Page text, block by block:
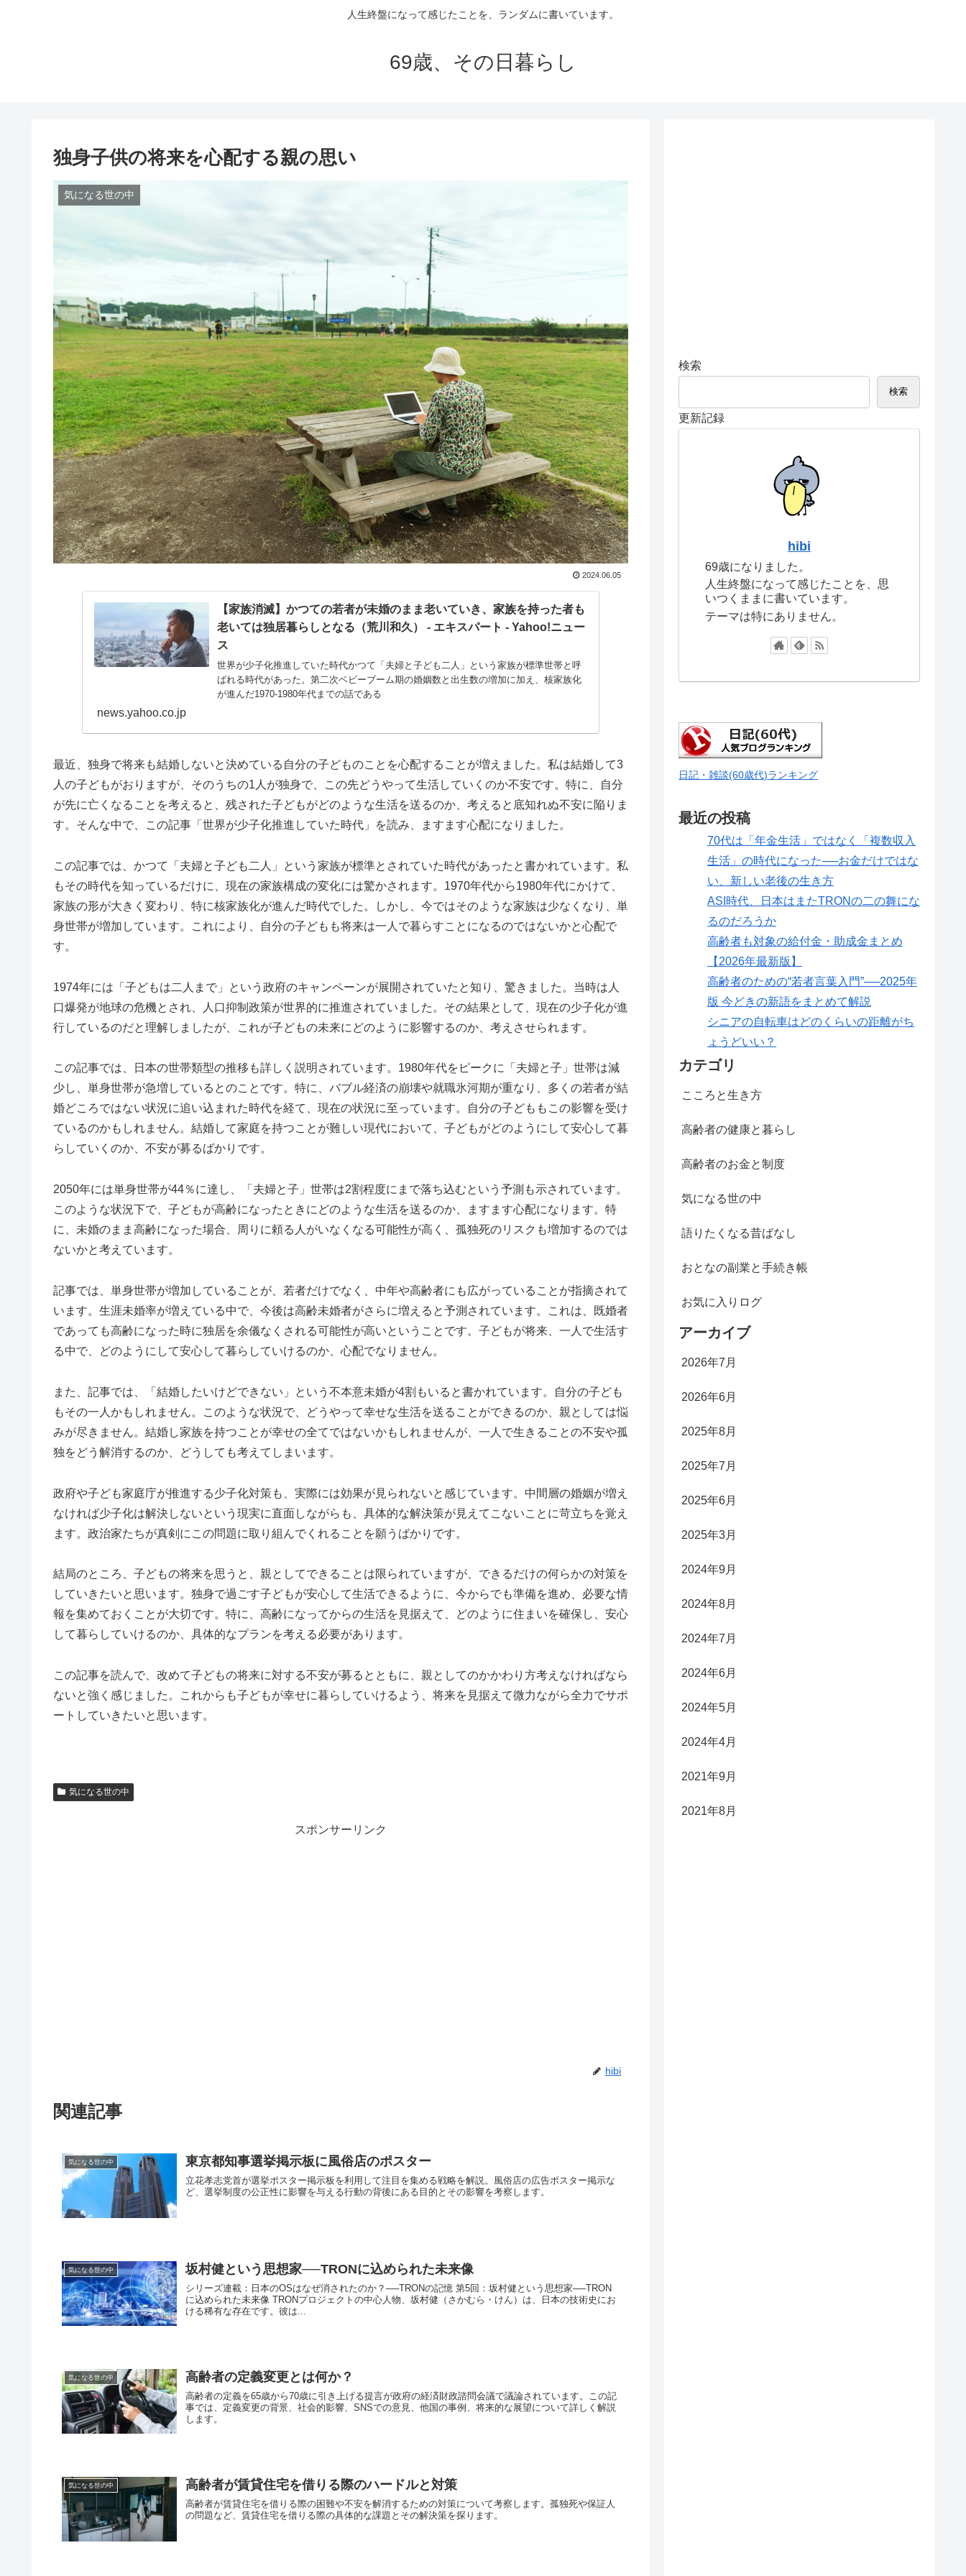
人生終盤になって感じたことを、ランダムに書いています。
69歳、その日暮らし
独身子供の将来を心配する親の思い
気になる世の中
2024.06.05
【家族消滅】かつての若者が未婚のまま老いていき、家族を持った者も
老いては独居暮らしとなる（荒川和久） - エキスパート - Yahoo!ニュー
ス
世界が少子化推進していた時代かつて「夫婦と子ども二人」という家族が標準世帯と呼
ばれる時代があった。第二次ベビーブーム期の婚姻数と出生数の増加に加え、核家族化
が進んだ1970-1980年代までの話である
news.yahoo.co.jp
最近、独身で将来も結婚しないと決めている自分の子どものことを心配することが増えました。私は結婚して3
人の子どもがおりますが、そのうちの1人が独身で、この先どうやって生活していくのか不安です。特に、自分
が先に亡くなることを考えると、残された子どもがどのような生活を送るのか、考えると底知れぬ不安に陥りま
す。そんな中で、この記事「世界が少子化推進していた時代」を読み、ますます心配になりました。
この記事では、かつて「夫婦と子ども二人」という家族が標準とされていた時代があったと書かれています。私
もその時代を知っているだけに、現在の家族構成の変化には驚かされます。1970年代から1980年代にかけて、
家族の形が大きく変わり、特に核家族化が進んだ時代でした。しかし、今ではそのような家族は少なくなり、単
身世帯が増加しています。これにより、自分の子どもも将来は一人で暮らすことになるのではないかと心配で
す。
1974年には「子どもは二人まで」という政府のキャンペーンが展開されていたと知り、驚きました。当時は人
口爆発が地球の危機とされ、人口抑制政策が世界的に推進されていました。その結果として、現在の少子化が進
行しているのだと理解しましたが、これが子どもの未来にどのように影響するのか、考えさせられます。
この記事では、日本の世帯類型の推移も詳しく説明されています。1980年代をピークに「夫婦と子」世帯は減
少し、単身世帯が急増しているとのことです。特に、バブル経済の崩壊や就職氷河期が重なり、多くの若者が結
婚どころではない状況に追い込まれた時代を経て、現在の状況に至っています。自分の子どももこの影響を受け
ているのかもしれません。結婚して家庭を持つことが難しい現代において、子どもがどのようにして安心して暮
らしていくのか、不安が募るばかりです。
2050年には単身世帯が44％に達し、「夫婦と子」世帯は2割程度にまで落ち込むという予測も示されています。
このような状況下で、子どもが高齢になったときにどのような生活を送るのか、ますます心配になります。特
に、未婚のまま高齢になった場合、周りに頼る人がいなくなる可能性が高く、孤独死のリスクも増加するのでは
ないかと考えています。
記事では、単身世帯が増加していることが、若者だけでなく、中年や高齢者にも広がっていることが指摘されて
います。生涯未婚率が増えている中で、今後は高齢未婚者がさらに増えると予測されています。これは、既婚者
であっても高齢になった時に独居を余儀なくされる可能性が高いということです。子どもが将来、一人で生活す
る中で、どのようにして安心して暮らしていけるのか、心配でなりません。
また、記事では、「結婚したいけどできない」という不本意未婚が4割もいると書かれています。自分の子ども
もその一人かもしれません。このような状況で、どうやって幸せな生活を送ることができるのか、親としては悩
みが尽きません。結婚し家族を持つことが幸せの全てではないかもしれませんが、一人で生きることの不安や孤
独をどう解消するのか、どうしても考えてしまいます。
政府や子ども家庭庁が推進する少子化対策も、実際には効果が見られないと感じています。中間層の婚姻が増え
なければ少子化は解決しないという現実に直面しながらも、具体的な解決策が見えてこないことに苛立ちを覚え
ます。政治家たちが真剣にこの問題に取り組んでくれることを願うばかりです。
結局のところ、子どもの将来を思うと、親としてできることは限られていますが、できるだけの何らかの対策を
していきたいと思います。独身で過ごす子どもが安心して生活できるように、今からでも準備を進め、必要な情
報を集めておくことが大切です。特に、高齢になってからの生活を見据えて、どのように住まいを確保し、安心
して暮らしていけるのか、具体的なプランを考える必要があります。
この記事を読んで、改めて子どもの将来に対する不安が募るとともに、親としてのかかわり方考えなければなら
ないと強く感じました。これからも子どもが幸せに暮らしていけるよう、将来を見据えて微力ながら全力でサポ
ートしていきたいと思います。
気になる世の中
スポンサーリンク
hibi
関連記事
気になる世の中 東京都知事選挙掲示板に風俗店のポスター
立花孝志党首が選挙ポスター掲示板を利用して注目を集める戦略を解説。風俗店の広告ポスター掲示な
ど、選挙制度の公正性に影響を与える行動の背後にある目的とその影響を考察します。
気になる世の中 坂村健という思想家──TRONに込められた未来像
シリーズ連載：日本のOSはなぜ消されたのか？──TRONの記憶 第5回：坂村健という思想家──TRON
に込められた未来像 TRONプロジェクトの中心人物、坂村健（さかむら・けん）は、日本の技術史にお
ける稀有な存在です。彼は...
気になる世の中 高齢者の定義変更とは何か？
高齢者の定義を65歳から70歳に引き上げる提言が政府の経済財政諮問会議で議論されています。この記
事では、定義変更の背景、社会的影響、SNSでの意見、他国の事例、将来的な展望について詳しく解説
します。
気になる世の中 高齢者が賃貸住宅を借りる際のハードルと対策
高齢者が賃貸住宅を借りる際の困難や不安を解消するための対策について考察します。孤独死や保証人
の問題など、賃貸住宅を借りる際の具体的な課題とその解決策を探ります。
検索
検索
更新記録
hibi
69歳になりました。
人生終盤になって感じたことを、思
いつくままに書いています。
テーマは特にありません。
日記・雑談(60歳代)ランキング
最近の投稿
70代は「年金生活」ではなく「複数収入
生活」の時代になった──お金だけではな
い、新しい老後の生き方
ASI時代、日本はまたTRONの二の舞にな
るのだろうか
高齢者も対象の給付金・助成金まとめ
【2026年最新版】
高齢者のための“若者言葉入門”──2025年
版 今どきの新語をまとめて解説
シニアの自転車はどのくらいの距離がち
ょうどいい？
カテゴリ
こころと生き方
高齢者の健康と暮らし
高齢者のお金と制度
気になる世の中
語りたくなる昔ばなし
おとなの副業と手続き帳
お気に入りログ
アーカイブ
2026年7月
2026年6月
2025年8月
2025年7月
2025年6月
2025年3月
2024年9月
2024年8月
2024年7月
2024年6月
2024年5月
2024年4月
2021年9月
2021年8月